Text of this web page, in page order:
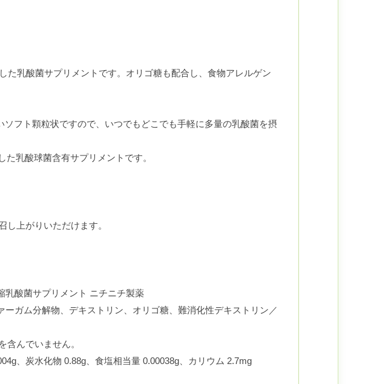
た乳酸菌サプリメントです。オリゴ糖も配合し、食物アレルゲン
フト顆粒状ですので、いつでもどこでも手軽に多量の乳酸菌を摂
乳酸球菌含有サプリメントです。
上がりいただけます。
酸菌サプリメント ニチニチ製薬
ガム分解物、デキストリン、オリゴ糖、難消化性デキストリン／
んでいません。
、炭水化物 0.88g、食塩相当量 0.00038g、カリウム 2.7mg